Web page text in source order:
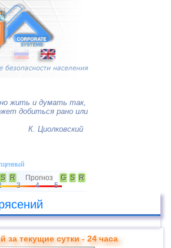
жить и думать так,
добиться рано или
К. Циолковский
S R Прогноз G S
R
3 4 5
за текущие сутки - 24 часа